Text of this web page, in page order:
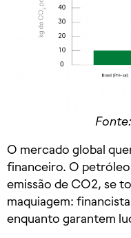
O mercado global
financeiro. O
emissão de CO2, se
maquiagem:
enquanto garantem